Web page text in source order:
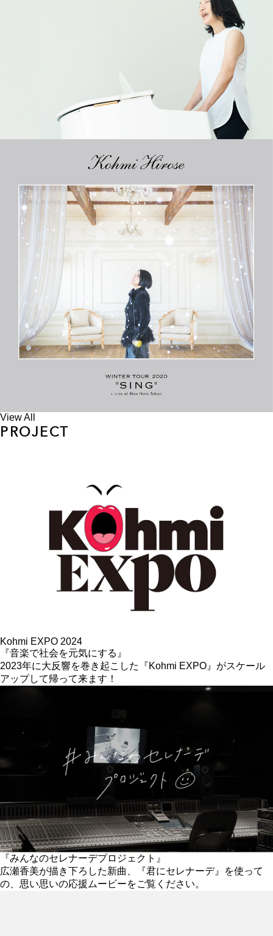
View All
PROJECT
Kohmi EXPO 2024
『音楽で社会を元気にする』
2023年に大反響を巻き起こした『Kohmi EXPO』がスケール
アップして帰って来ます！
『みんなのセレナーデプロジェクト』
広瀬香美が描き下ろした新曲、『君にセレナーデ』を使って
の、思い思いの応援ムービーをご覧ください。